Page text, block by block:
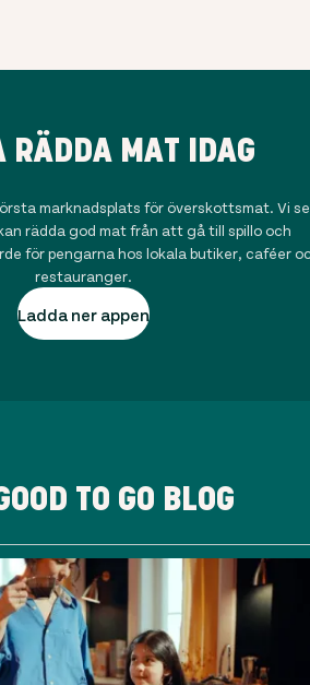
RÄDDA MAT IDAG
marknadsplats för överskottsmat. Vi
rädda god mat från att gå till spillo och
för pengarna hos lokala butiker, caféer
restauranger.
Ladda ner appen
TO GO BLOG